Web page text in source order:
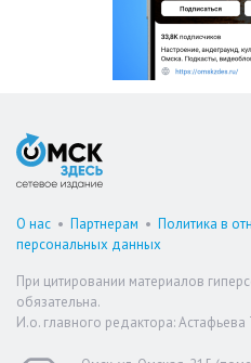
О нас • Партнерам • Политика в
персональных данных
При цитировании материалов
обязательна.
И.о. главного редактора: Астафьева